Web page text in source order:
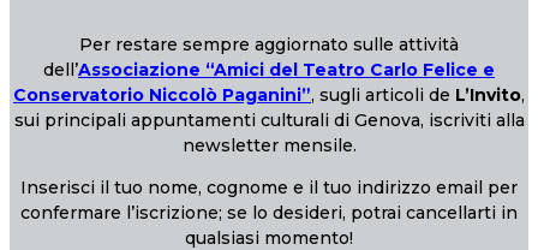
Per restare sempre aggiornato sulle attività
dell’Associazione “Amici del Teatro Carlo Felice e
Conservatorio Niccolò Paganini”, sugli articoli de L’Invito,
sui principali appuntamenti culturali di Genova, iscriviti alla
newsletter mensile.
Inserisci il tuo nome, cognome e il tuo indirizzo email per
confermare l’iscrizione; se lo desideri, potrai cancellarti in
qualsiasi momento!